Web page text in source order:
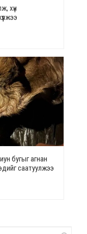
хүн
бугыг агнан
саатуулжээ